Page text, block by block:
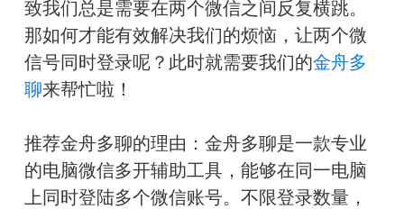
致我们总是需要在两个微信之间反复横跳。
那如何才能有效解决我们的烦恼，让两个微
信号同时登录呢？此时就需要我们的金舟多
聊来帮忙啦！
推荐金舟多聊的理由：金舟多聊是一款专业
的电脑微信多开辅助工具，能够在同一电脑
上同时登陆多个微信账号。不限登录数量，